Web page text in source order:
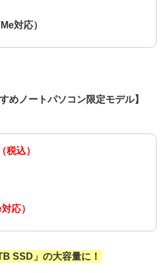
対応）
めノートパソコン限定モデル】
税込）
応）
SSD」の大容量に！